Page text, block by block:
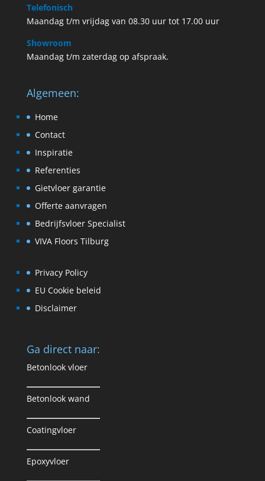
Telefonisch
Maandag t/m vrijdag van 08.30 uur tot 17.00 uur
Showroom
Maandag t/m zaterdag op afspraak.
Algemeen:
Home
Contact
Inspiratie
Referenties
Gietvloer garantie
Offerte aanvragen
Bedrijfsvloer Specialist
VIVA Floors Tilburg
Privacy Policy
EU Cookie beleid
Disclaimer
Ga direct naar:
Betonlook vloer
Betonlook wand
Coatingvloer
Epoxyvloer